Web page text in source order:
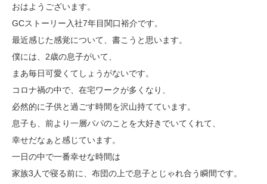
おはようございます。
GCストーリー入社7年目関口裕介です。
最近感じた感覚について、書こうと思います。
僕には、2歳の息子がいて、
まあ毎日可愛くてしょうがないです。
コロナ禍の中で、在宅ワークが多くなり、
必然的に子供と過ごす時間を沢山持てています。
息子も、前より一層パパのことを大好きでいてくれて、
幸せだなぁと感じています。
一日の中で一番幸せな時間は
家族3人で寝る前に、布団の上で息子とじゃれ合う瞬間です。